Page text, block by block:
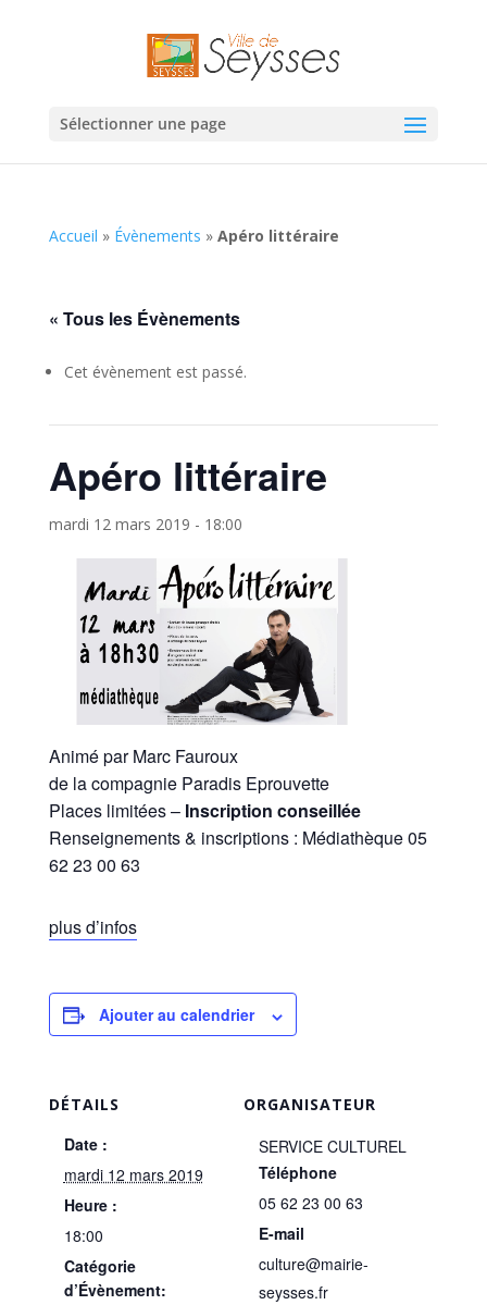
Sélectionner une page
Accueil » Évènements » Apéro littéraire
« Tous les Évènements
Cet évènement est passé.
Apéro littéraire
mardi 12 mars 2019 - 18:00
Animé par Marc Fauroux
de la compagnie Paradis Eprouvette
Places limitées – Inscription conseillée
Renseignements & inscriptions : Médiathèque 05
62 23 00 63
plus d’infos
Ajouter au calendrier
DÉTAILS
Date :
mardi 12 mars 2019
Heure :
18:00
Catégorie
d’Évènement:
ORGANISATEUR
SERVICE CULTUREL
Téléphone
05 62 23 00 63
E-mail
culture@mairie-
seysses.fr